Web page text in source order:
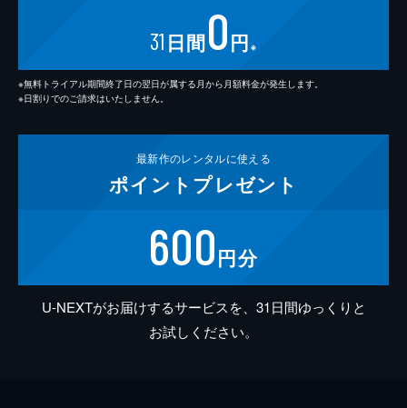
31 日間0円 ※
※無料トライアル期間終了日の翌日が属する月から月額料金が発生します。
※日割りでのご請求はいたしません。
最新作のレンタルに使える
ポイント プレゼント
600円分
U-NEXTがお届けするサービスを、31日間ゆっくりと
お試しください。